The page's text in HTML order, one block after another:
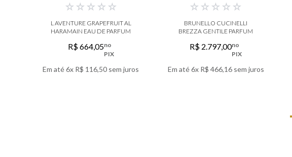
☆ ☆ ☆ ☆ ☆
L AVENTURE GRAPEFRUIT AL
HARAMAIN EAU DE PARFUM
R$664,05no
PIX
Em até6x R$ 116,50 sem juros
☆ ☆ ☆ ☆ ☆
BRUNELLO CUCINELLI
BREZZA GENTILE PARFUM
R$ 2.797,00no
PIX
Em até6x R$ 466,16sem juros